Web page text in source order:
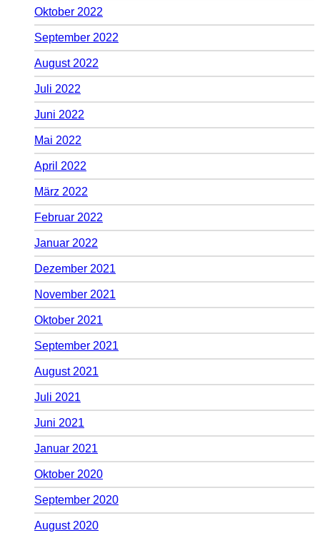
Oktober 2022
September 2022
August 2022
Juli 2022
Juni 2022
Mai 2022
April 2022
März 2022
Februar 2022
Januar 2022
Dezember 2021
November 2021
Oktober 2021
September 2021
August 2021
Juli 2021
Juni 2021
Januar 2021
Oktober 2020
September 2020
August 2020